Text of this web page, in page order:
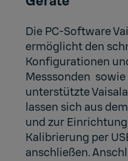
Die PC-Software
ermöglicht den
Konfigurationen
Messsonden
unterstützte
lassen sich aus
und zur
Kalibrierung per
anschließen.